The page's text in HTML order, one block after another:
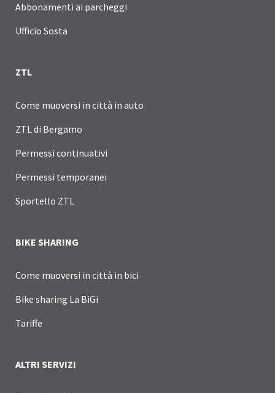
Abbonamenti ai parcheggi
Ufficio Sosta
ZTL
Come muoversi in città in auto
ZTL di Bergamo
Permessi continuativi
Permessi temporanei
Sportello ZTL
BIKE SHARING
Come muoversi in città in bici
Bike sharing La BiGi
Tariffe
ALTRI SERVIZI